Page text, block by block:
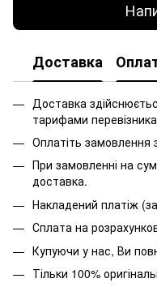
Доставка
Доставка
тарифами
Оплатіть
При замовленні на
доставка.
Накладений платіж
Сплата на
Купуючи у нас, Ви
Тільки 100%